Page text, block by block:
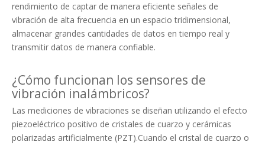
rendimiento de captar de manera eficiente señales de
vibración de alta frecuencia en un espacio tridimensional,
almacenar grandes cantidades de datos en tiempo real y
transmitir datos de manera confiable.
¿Cómo funcionan los sensores de
vibración inalámbricos?
Las mediciones de vibraciones se diseñan utilizando el efecto
piezoeléctrico positivo de cristales de cuarzo y cerámicas
polarizadas artificialmente (PZT).Cuando el cristal de cuarzo o